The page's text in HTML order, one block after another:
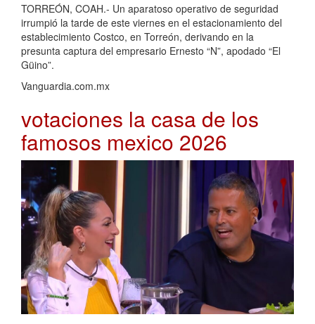
TORREÓN, COAH.- Un aparatoso operativo de seguridad
irrumpió la tarde de este viernes en el estacionamiento del
establecimiento Costco, en Torreón, derivando en la
presunta captura del empresario Ernesto “N”, apodado “El
Güino”.
Vanguardia.com.mx
votaciones la casa de los
famosos mexico 2026